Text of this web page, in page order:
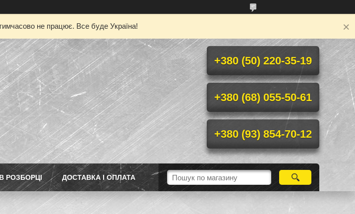
не працює. Все буде Україна!
+380 (50) 220-35-19
+380 (68) 055-50-61
+380 (93) 854-70-12
РОЗБОРЦІ ДОСТАВКА І ОПЛАТА